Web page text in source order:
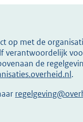
op met de
verantwoordelijk
de
.